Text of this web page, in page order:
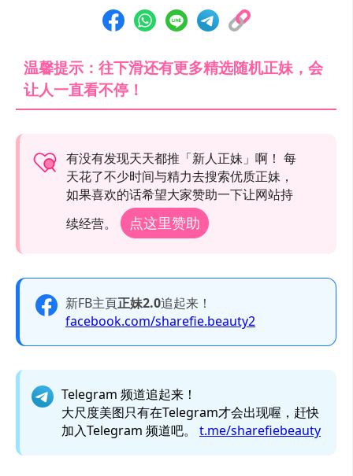
温馨提示：往下滑还有更多精选随机正妹，会
让人一直看不停！
有没有发现天天都推「新人正妹」啊！ 每
天花了不少时间与精力去搜索优质正妹，
如果喜欢的话希望大家赞助一下让网站持
续经营。
点这里赞助
新FB主頁正妹2.0追起来！
facebook.com/sharefie.beauty2
Telegram 频道追起来！
大尺度美图只有在Telegram才会出现喔，赶快
加入Telegram 频道吧。 t.me/sharefiebeauty